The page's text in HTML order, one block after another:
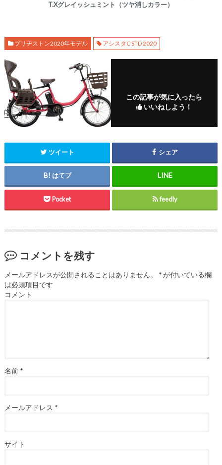
T.Xグレイッシュミント（ツヤ消しカラー）
ブリヂストン2020年モデル アシスタC STD 2020
この記事が気に入ったら
いいねしよう！
ツイート シェア
はてブ
Pocket feedly
コメントを残す
メールアドレスが公開されることはありません。 *が付いている欄
は必須項目です
コメント
名前 *
メールアドレス *
サイト